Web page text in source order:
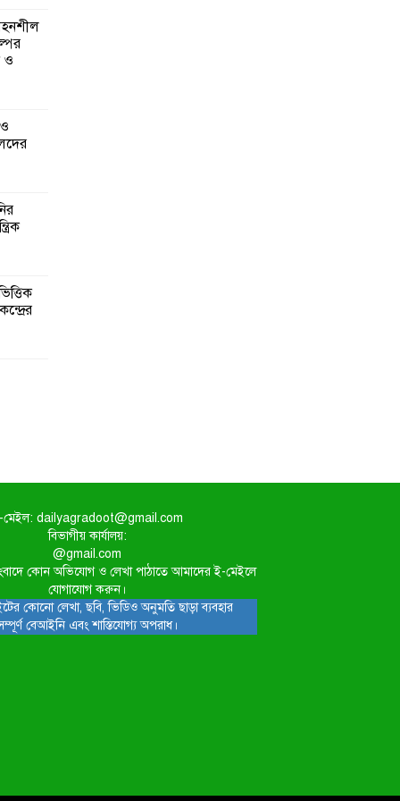
ও
মেইল: dailyagradoot@gmail.com
বিভাগীয় কার্যালয়:
@gmail.com
কোন অভিযোগ ও লেখা পাঠাতে আমাদের ই-মেইলে
যোগাযোগ করুন।
কোনো লেখা, ছবি, ভিডিও অনুমতি ছাড়া ব্যবহার
বেআইনি এবং শাস্তিযোগ্য অপরাধ।